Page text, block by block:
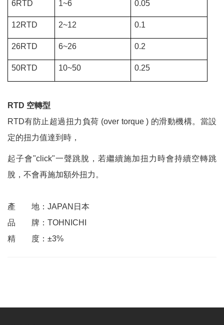
6RTD 1~6 0.05
12RTD 2~12 0.1
26RTD 6~26 0.2
50RTD 10~50 0.25
RTD 空轉型
RTD有防止超過扭力負荷 (over torque ) 的滑動機構。當設
定的扭力值達到時，
起子會"click"一聲跳脫，若繼續施加扭力時會持續空轉跳
脫，不會再施加額外扭力。
產 地：JAPAN日本
品 牌：TOHNICHI
精 度：±3%